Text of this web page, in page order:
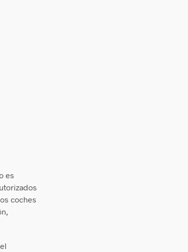
es
coches